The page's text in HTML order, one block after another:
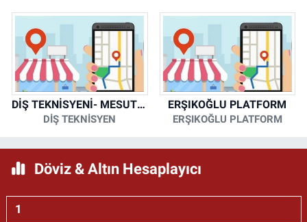
DİŞ TEKNİSYENİ- MESUT KORKMAZ
DİŞ TEKNİSYEN
ERŞIKOĞLU PLATFORM
ERŞIKOĞLU PLATFORM
Döviz & Altın Hesaplayıcı